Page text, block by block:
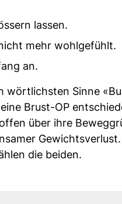
lassen.
mehr wohlgefühlt.
an.
wörtlichsten Sinne
Brust-OP
über ihre
die beiden.